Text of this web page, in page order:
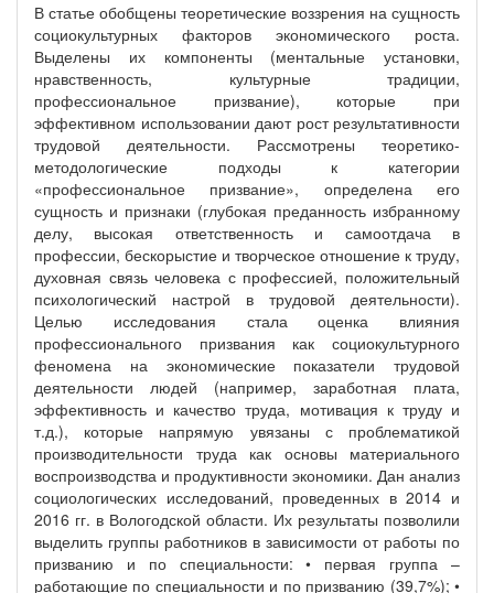
В статье обобщены теоретические воззрения на сущность
социокультурных факторов экономического роста.
Выделены их компоненты (ментальные установки,
нравственность, культурные традиции,
профессиональное призвание), которые при
эффективном использовании дают рост результативности
трудовой деятельности. Рассмотрены теоретико-
методологические подходы к категории
«профессиональное призвание», определена его
сущность и признаки (глубокая преданность избранному
делу, высокая ответственность и самоотдача в
профессии, бескорыстие и творческое отношение к труду,
духовная связь человека с профессией, положительный
психологический настрой в трудовой деятельности).
Целью исследования стала оценка влияния
профессионального призвания как социокультурного
феномена на экономические показатели трудовой
деятельности людей (например, заработная плата,
эффективность и качество труда, мотивация к труду и
т.д.), которые напрямую увязаны с проблематикой
производительности труда как основы материального
воспроизводства и продуктивности экономики. Дан анализ
социологических исследований, проведенных в 2014 и
2016 гг. в Вологодской области. Их результаты позволили
выделить группы работников в зависимости от работы по
призванию и по специальности: • первая группа –
работающие по специальности и по призванию (39,7%); •